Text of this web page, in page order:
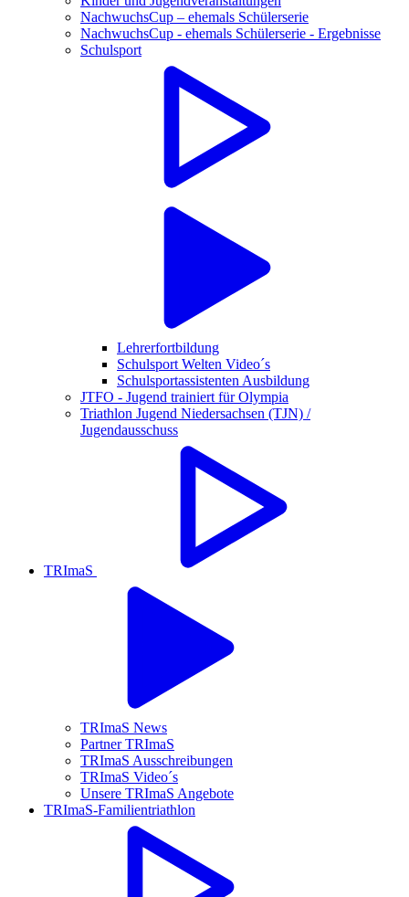
NachwuchsCup – ehemals Schülerserie
NachwuchsCup - ehemals Schülerserie - Ergebnisse
Schulsport
Lehrerfortbildung
Schulsport Welten Video´s
Schulsportassistenten Ausbildung
JTFO - Jugend trainiert für Olympia
Triathlon Jugend Niedersachsen (TJN) /
Jugendausschuss
TRImaS
TRImaS News
Partner TRImaS
TRImaS Ausschreibungen
TRImaS Video´s
Unsere TRImaS Angebote
TRImaS-Familientriathlon